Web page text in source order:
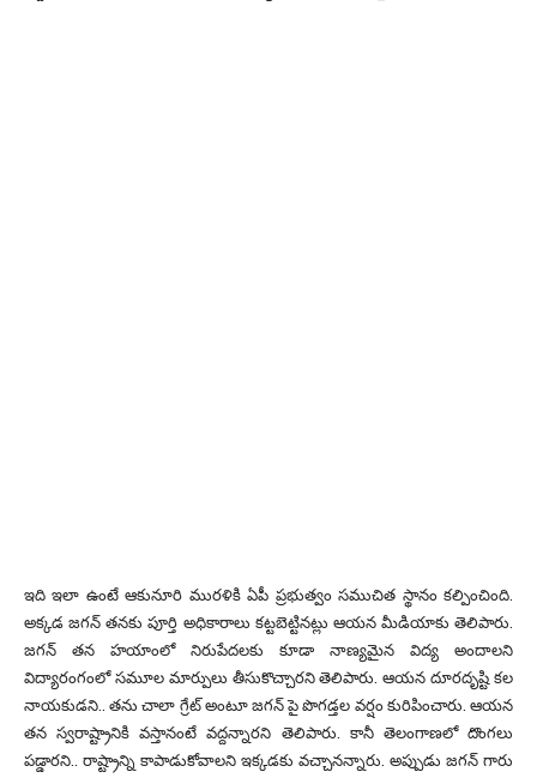
ఇది ఇలా ఉంటే ఆకునూరి మురళికి ఏపీ ప్రభుత్వం సముచిత స్థానం కల్పించింది.
అక్కడ జగన్ తనకు పూర్తి అధికారాలు కట్టబెట్టినట్లు ఆయన మీడియాకు తెలిపారు.
జగన్ తన హయాంలో నిరుపేదలకు కూడా నాణ్యమైన విద్య అందాలని
విద్యారంగంలో సమూల మార్పులు తీసుకొచ్చారని తెలిపారు. ఆయన దూరదృష్టి కల
నాయకుడని.. తను చాలా గ్రేట్ అంటూ జగన్ పై పొగడ్తల వర్షం కురిపించారు. ఆయన
తన స్వరాష్ట్రానికి వస్తానంటే వద్దన్నారని తెలిపారు. కానీ తెలంగాణలో దొంగలు
పడ్డారని.. రాష్ట్రాన్ని కాపాడుకోవాలని ఇక్కడకు వచ్చానన్నారు. అప్పుడు జగన్ గారు